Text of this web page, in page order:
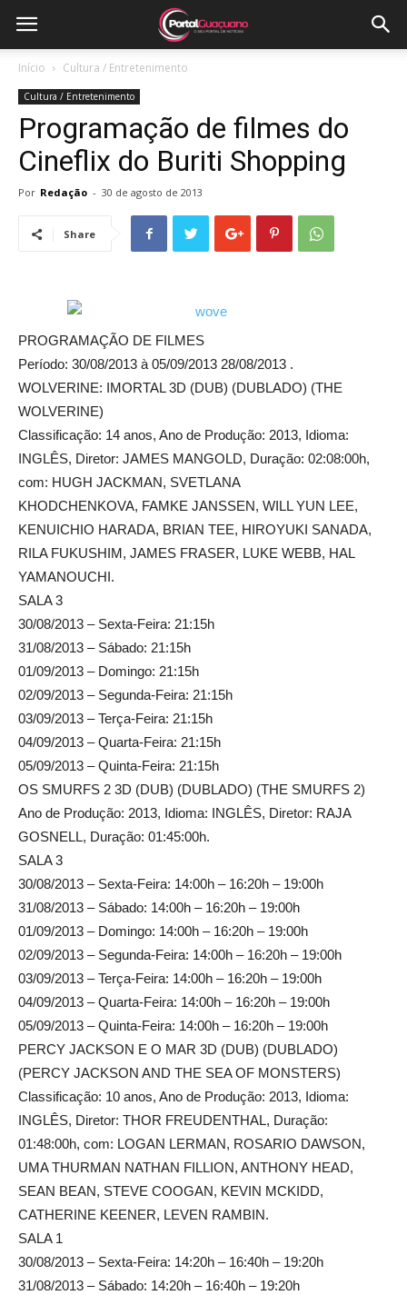
Início Cultura / Entretenimento
Cultura / Entretenimento
Programação de filmes do
Cineflix do Buriti Shopping
Por Redação - 30 de agosto de 2013
Share
PROGRAMAÇÃO DE FILMES
Período: 30/08/2013 à 05/09/2013 28/08/2013 .
WOLVERINE: IMORTAL 3D (DUB) (DUBLADO) (THE
WOLVERINE)
Classificação: 14 anos, Ano de Produção: 2013, Idioma:
INGLÊS, Diretor: JAMES MANGOLD, Duração: 02:08:00h,
com: HUGH JACKMAN, SVETLANA
KHODCHENKOVA, FAMKE JANSSEN, WILL YUN LEE,
KENUICHIO HARADA, BRIAN TEE, HIROYUKI SANADA,
RILA FUKUSHIM, JAMES FRASER, LUKE WEBB, HAL
YAMANOUCHI.
SALA 3
30/08/2013 – Sexta-Feira: 21:15h
31/08/2013 – Sábado: 21:15h
01/09/2013 – Domingo: 21:15h
02/09/2013 – Segunda-Feira: 21:15h
03/09/2013 – Terça-Feira: 21:15h
04/09/2013 – Quarta-Feira: 21:15h
05/09/2013 – Quinta-Feira: 21:15h
OS SMURFS 2 3D (DUB) (DUBLADO) (THE SMURFS 2)
Ano de Produção: 2013, Idioma: INGLÊS, Diretor: RAJA
GOSNELL, Duração: 01:45:00h.
SALA 3
30/08/2013 – Sexta-Feira: 14:00h – 16:20h – 19:00h
31/08/2013 – Sábado: 14:00h – 16:20h – 19:00h
01/09/2013 – Domingo: 14:00h – 16:20h – 19:00h
02/09/2013 – Segunda-Feira: 14:00h – 16:20h – 19:00h
03/09/2013 – Terça-Feira: 14:00h – 16:20h – 19:00h
04/09/2013 – Quarta-Feira: 14:00h – 16:20h – 19:00h
05/09/2013 – Quinta-Feira: 14:00h – 16:20h – 19:00h
PERCY JACKSON E O MAR 3D (DUB) (DUBLADO)
(PERCY JACKSON AND THE SEA OF MONSTERS)
Classificação: 10 anos, Ano de Produção: 2013, Idioma:
INGLÊS, Diretor: THOR FREUDENTHAL, Duração:
01:48:00h, com: LOGAN LERMAN, ROSARIO DAWSON,
UMA THURMAN NATHAN FILLION, ANTHONY HEAD,
SEAN BEAN, STEVE COOGAN, KEVIN MCKIDD,
CATHERINE KEENER, LEVEN RAMBIN.
SALA 1
30/08/2013 – Sexta-Feira: 14:20h – 16:40h – 19:20h
31/08/2013 – Sábado: 14:20h – 16:40h – 19:20h